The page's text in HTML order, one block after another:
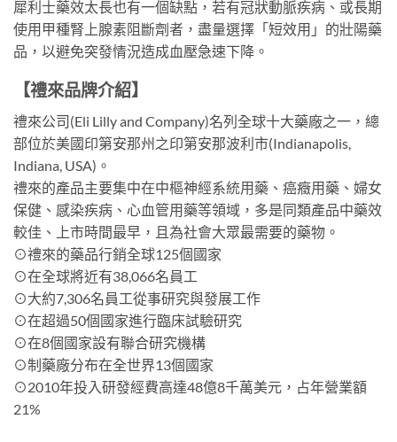
犀利士藥效太長也有一個缺點，若有冠狀動脈疾病、或長期
使用甲種腎上腺素阻斷劑者，盡量選擇「短效用」的壯陽藥
品，以避免突發情況造成血壓急速下降。
【禮來品牌介紹】
禮來公司(Eli Lilly and Company)名列全球十大藥廠之一，總
部位於美國印第安那州之印第安那波利市(Indianapolis,
Indiana, USA)。
禮來的產品主要集中在中樞神經系統用藥、癌癥用藥、婦女
保健、感染疾病、心血管用藥等領域，多是同類產品中藥效
較佳、上市時間最早，且為社會大眾最需要的藥物。
⊙禮來的藥品行銷全球125個國家
⊙在全球將近有38,066名員工
⊙大約7,306名員工從事研究與發展工作
⊙在超過50個國家進行臨床試驗研究
⊙在8個國家設有聯合研究機構
⊙制藥廠分布在全世界13個國家
⊙2010年投入研發經費高達48億8千萬美元，占年營業額
21%